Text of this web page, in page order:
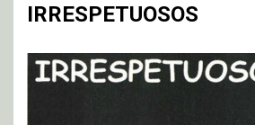
IRRESPETUOSOS